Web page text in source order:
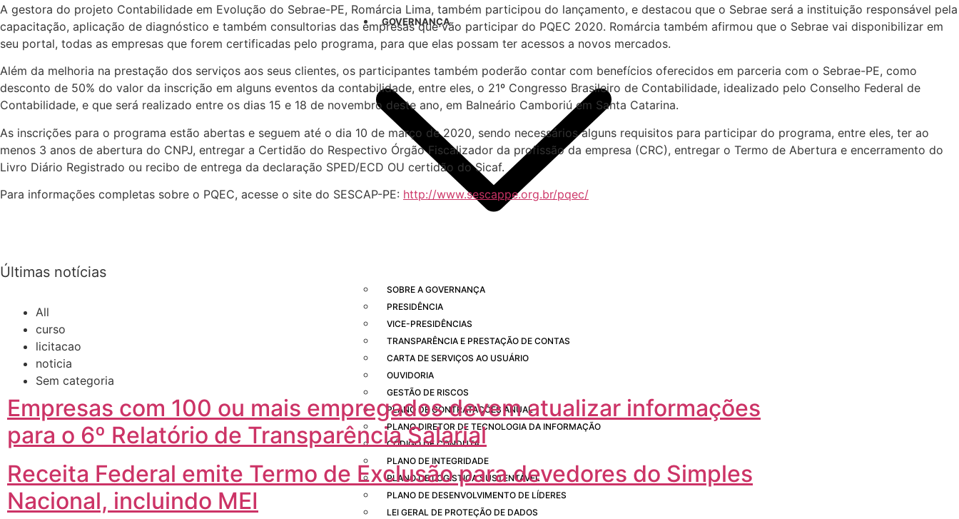
GOVERNANÇA
SOBRE A GOVERNANÇA
PRESIDÊNCIA
VICE-PRESIDÊNCIAS
TRANSPARÊNCIA E PRESTAÇÃO DE CONTAS
CARTA DE SERVIÇOS AO USUÁRIO
OUVIDORIA
GESTÃO DE RISCOS
PLANO DE CONTRATAÇÕES ANUAL
PLANO DIRETOR DE TECNOLOGIA DA INFORMAÇÃO
CÓDIGO DE CONDUTA
PLANO DE INTEGRIDADE
PLANO DE LOGÍSTICA SUSTENTÁVEL
PLANO DE DESENVOLVIMENTO DE LÍDERES
LEI GERAL DE PROTEÇÃO DE DADOS
A gestora do projeto Contabilidade em Evolução do Sebrae-PE, Romárcia Lima, também participou do lançamento, e destacou que o Sebrae será a instituição responsável pela
capacitação, aplicação de diagnóstico e também consultorias das empresas que vão participar do PQEC 2020. Romárcia também afirmou que o Sebrae vai disponibilizar em
seu portal, todas as empresas que forem certificadas pelo programa, para que elas possam ter acessos a novos mercados.
Além da melhoria na prestação dos serviços aos seus clientes, os participantes também poderão contar com benefícios oferecidos em parceria com o Sebrae-PE, como
desconto de 50% do valor da inscrição em alguns eventos da contabilidade, entre eles, o 21º Congresso Brasileiro de Contabilidade, idealizado pelo Conselho Federal de
Contabilidade, e que será realizado entre os dias 15 e 18 de novembro deste ano, em Balneário Camboriú em Santa Catarina.
As inscrições para o programa estão abertas e seguem até o dia 10 de março de 2020, sendo necessários alguns requisitos para participar do programa, entre eles, ter ao
menos 3 anos de abertura do CNPJ, entregar a Certidão do Respectivo Órgão Fiscalizador da profissão da empresa (CRC), entregar o Termo de Abertura e encerramento do
Livro Diário Registrado ou recibo de entrega da declaração SPED/ECD OU certidão do Sicaf.
Para informações completas sobre o PQEC, acesse o site do SESCAP-PE: http://www.sescappe.org.br/pqec/
Últimas notícias
All
curso
licitacao
noticia
Sem categoria
Empresas com 100 ou mais empregados devem atualizar informações
para o 6º Relatório de Transparência Salarial
Receita Federal emite Termo de Exclusão para devedores do Simples
Nacional, incluindo MEI